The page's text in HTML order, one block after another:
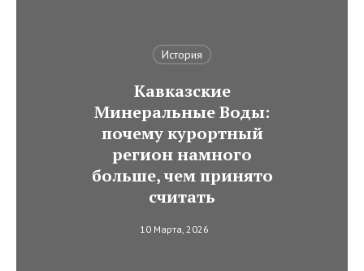
История
Кавказские
Минеральные Воды:
почему курортный
регион намного
больше, чем принято
считать
10 Марта, 2026